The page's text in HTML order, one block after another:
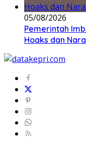
05/08/2026
Pemerintah
Hoaks dan